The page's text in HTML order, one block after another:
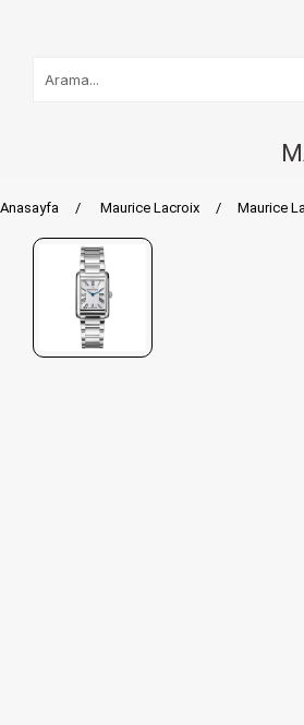
Anasayfa Maurice Lacroix Maurice